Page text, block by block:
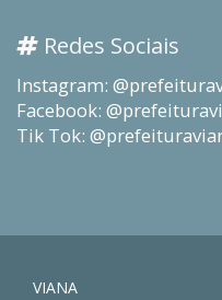
Redes Sociais
Instagram:
Facebook:
Tik Tok:
VIANA